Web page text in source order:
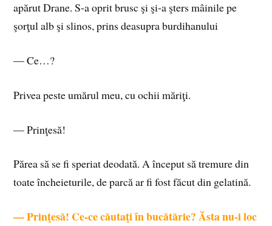
apărut Drane. S-a oprit brusc şi şi-a şters mâinile pe
şorţul alb şi slinos, prins deasupra burdihanului
— Ce…?
Privea peste umărul meu, cu ochii măriţi.
— Prinţesă!
Părea să se fi speriat deodată. A început să tremure din
toate încheieturile, de parcă ar fi fost făcut din gelatină.
— Prinţesă! Ce‑ce căutaţi în bucătărie? Ăsta nu‑i loc